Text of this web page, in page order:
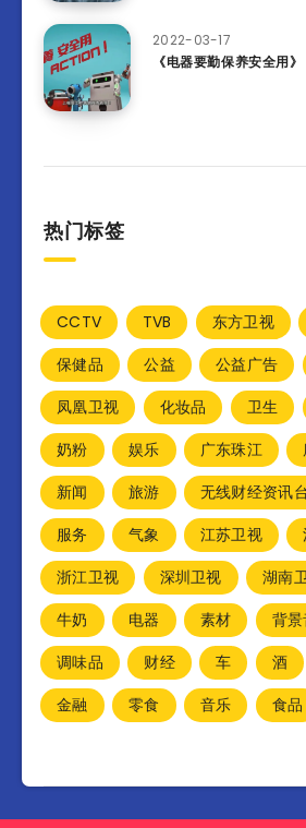
2022-03-17
《电器要勤保养安全用
热门标签
CCTV TVB 东方卫视
保健品
公益 公益广告
凤凰卫视
化妆品 卫生
奶粉
娱乐 广东珠江
新闻
旅游 无线财经资讯
服务
气象 江苏卫视
浙江卫视
深圳卫视 湖南
牛奶
电器 素材 背
调味品
财经 车 酒
金融
零食 音乐 食品